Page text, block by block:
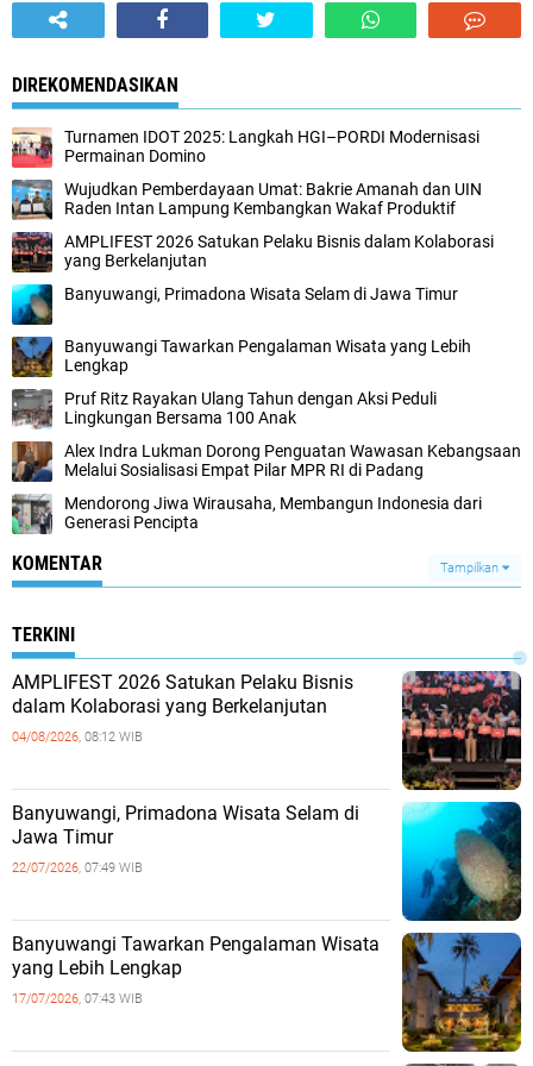
DIREKOMENDASIKAN
Turnamen IDOT 2025: Langkah HGI–PORDI Modernisasi
Permainan Domino
Wujudkan Pemberdayaan Umat: Bakrie Amanah dan UIN
Raden Intan Lampung Kembangkan Wakaf Produktif
AMPLIFEST 2026 Satukan Pelaku Bisnis dalam Kolaborasi
yang Berkelanjutan
Banyuwangi, Primadona Wisata Selam di Jawa Timur
Banyuwangi Tawarkan Pengalaman Wisata yang Lebih
Lengkap
Pruf Ritz Rayakan Ulang Tahun dengan Aksi Peduli
Lingkungan Bersama 100 Anak
Alex Indra Lukman Dorong Penguatan Wawasan Kebangsaan
Melalui Sosialisasi Empat Pilar MPR RI di Padang
Mendorong Jiwa Wirausaha, Membangun Indonesia dari
Generasi Pencipta
KOMENTAR Tampilkan
TERKINI
AMPLIFEST 2026 Satukan Pelaku Bisnis
dalam Kolaborasi yang Berkelanjutan
04/08/2026, 08:12 WIB
Banyuwangi, Primadona Wisata Selam di
Jawa Timur
22/07/2026, 07:49 WIB
Banyuwangi Tawarkan Pengalaman Wisata
yang Lebih Lengkap
17/07/2026, 07:43 WIB